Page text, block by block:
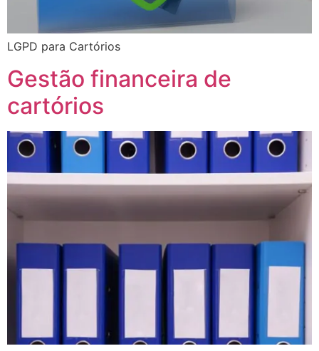
LGPD para Cartórios
Gestão financeira de
cartórios